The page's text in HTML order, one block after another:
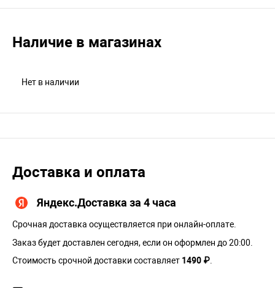
Наличие в магазинах
Нет в наличии
Доставка и оплата
Яндекс.Доставка за 4 часа
Срочная доставка осуществляется при онлайн-оплате.
Заказ будет доставлен сегодня, если он оформлен до 20:00.
Стоимость срочной доставки составляет 1490 ₽